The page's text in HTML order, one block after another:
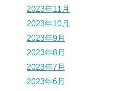
2023年11月
2023年10月
2023年9月
2023年8月
2023年7月
2023年6月